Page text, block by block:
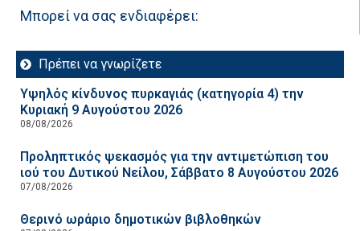
Μπορεί να σας ενδιαφέρει:
Πρέπει να γνωρίζετε
Υψηλός κίνδυνος πυρκαγιάς (κατηγορία 4) την
Κυριακή 9 Αυγούστου 2026
08/08/2026
Προληπτικός ψεκασμός για την αντιμετώπιση του
ιού του Δυτικού Νείλου, Σάββατο 8 Αυγούστου 2026
07/08/2026
Θερινό ωράριο δημοτικών βιβλοθηκών